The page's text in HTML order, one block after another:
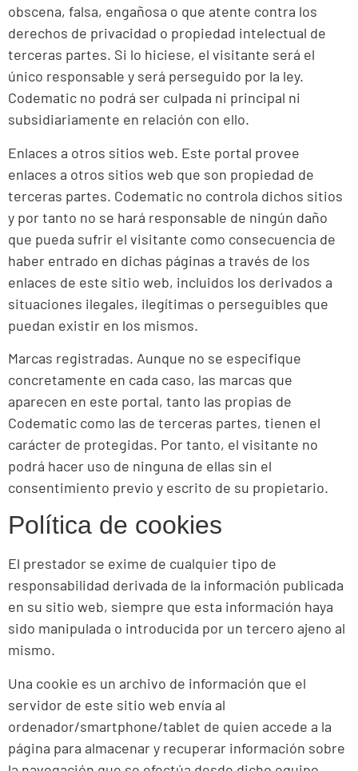
obscena, falsa, engañosa o que atente contra los
derechos de privacidad o propiedad intelectual de
terceras partes. Si lo hiciese, el visitante será el
único responsable y será perseguido por la ley.
Codematic no podrá ser culpada ni principal ni
subsidiariamente en relación con ello.
Enlaces a otros sitios web. Este portal provee
enlaces a otros sitios web que son propiedad de
terceras partes. Codematic no controla dichos sitios
y por tanto no se hará responsable de ningún daño
que pueda sufrir el visitante como consecuencia de
haber entrado en dichas páginas a través de los
enlaces de este sitio web, incluidos los derivados a
situaciones ilegales, ilegítimas o perseguibles que
puedan existir en los mismos.
Marcas registradas. Aunque no se especifique
concretamente en cada caso, las marcas que
aparecen en este portal, tanto las propias de
Codematic como las de terceras partes, tienen el
carácter de protegidas. Por tanto, el visitante no
podrá hacer uso de ninguna de ellas sin el
consentimiento previo y escrito de su propietario.
Política de cookies
El prestador se exime de cualquier tipo de
responsabilidad derivada de la información publicada
en su sitio web, siempre que esta información haya
sido manipulada o introducida por un tercero ajeno al
mismo.
Una cookie es un archivo de información que el
servidor de este sitio web envía al
ordenador/smartphone/tablet de quien accede a la
página para almacenar y recuperar información sobre